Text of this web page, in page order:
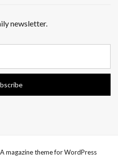
newsletter.
magazine theme for WordPress